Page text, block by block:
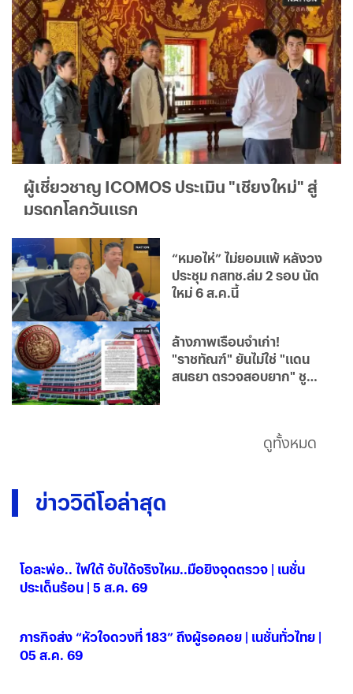
ผู้เชี่ยวชาญ ICOMOS ประเมิน "เชียงใหม่" สู่
มรดกโลกวันแรก
“หมอไห่” ไม่ยอมแพ้ หลังวง
ประชุม กสทช.ล่ม 2 รอบ นัด
ใหม่ 6 ส.ค.นี้
ล้างภาพเรือนจำเก่า!
"ราชทัณฑ์" ยันไม่ใช่ "แดน
สนธยา ตรวจสอบยาก" ชู
ดูทั้งหมด
ข่าววิดีโอล่าสุด
โอละพ่อ.. ไฟใต้ จับได้จริงไหม..มือยิงจุดตรวจ | เนชั่น
ประเด็นร้อน | 5 ส.ค. 69
ภารกิจส่ง “หัวใจดวงที่ 183” ถึงผู้รอคอย | เนชั่นทั่วไทย |
05 ส.ค. 69